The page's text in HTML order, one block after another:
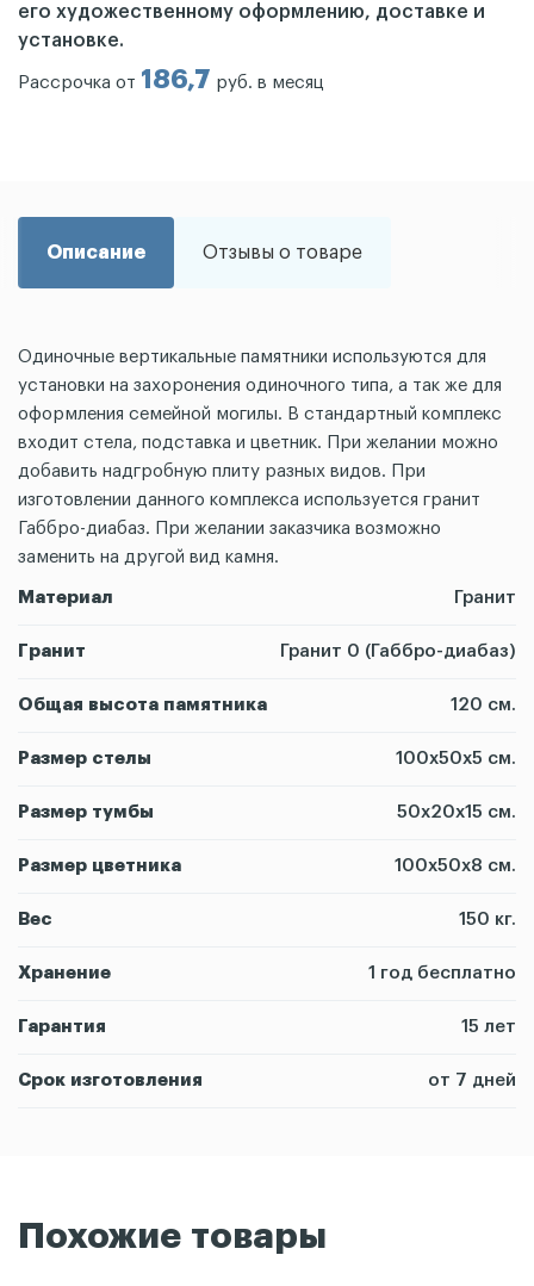
его художественному оформлению, доставке и
установке.
Рассрочка от 186,7 руб. в месяц
Описание Отзывы о товаре
Одиночные вертикальные памятники используются для
установки на захоронения одиночного типа, а так же для
оформления семейной могилы. В стандартный комплекс
входит стела, подставка и цветник. При желании можно
добавить надгробную плиту разных видов. При
изготовлении данного комплекса используется гранит
Габбро-диабаз. При желании заказчика возможно
заменить на другой вид камня.
Материал Гранит
Гранит Гранит 0 (Габбро-диабаз)
Общая высота памятника 120 см.
Размер стелы 100х50х5 см.
Размер тумбы 50х20х15 см.
Размер цветника 100х50х8 см.
Вес 150 кг.
Хранение 1 год бесплатно
Гарантия 15 лет
Срок изготовления от 7 дней
Похожие товары